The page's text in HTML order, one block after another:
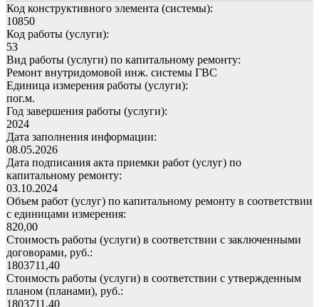
Код конструктивного элемента (системы):
10850
Код работы (услуги):
53
Вид работы (услуги) по капитальному ремонту:
Ремонт внутридомовой инж. системы ГВС
Единица измерения работы (услуги):
пог.м.
Год завершения работы (услуги):
2024
Дата заполнения информации:
08.05.2026
Дата подписания акта приемки работ (услуг) по
капитальному ремонту:
03.10.2024
Объем работ (услуг) по капитальному ремонту в соответствии
с единицами измерения:
820,00
Стоимость работы (услуги) в соответствии с заключенными
договорами, руб.:
1803711,40
Стоимость работы (услуги) в соответствии с утвержденным
планом (планами), руб.:
1803711,40